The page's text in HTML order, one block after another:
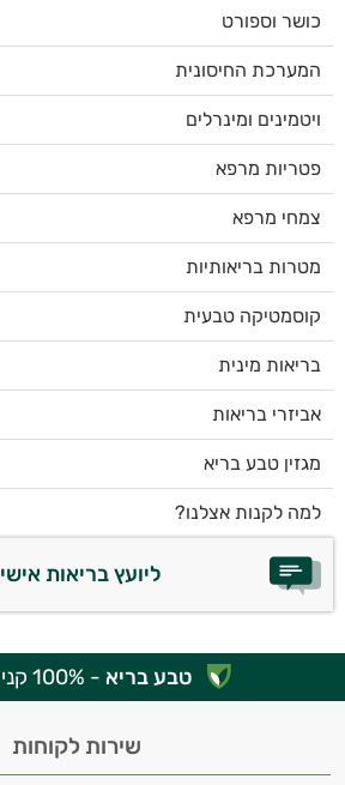
כושר וספורט
המערכת החיסונית
ויטמינים ומינרלים
פטריות מרפא
צמחי מרפא
מטרות בריאותיות
קוסמטיקה טבעית
בריאות מינית
אביזרי בריאות
מגזין טבע בריא
למה לקנות אצלנו?
ליועץ בריאות אישי AI
טבע בריא - 100% קנייה בטוחה
שירות לקוחות